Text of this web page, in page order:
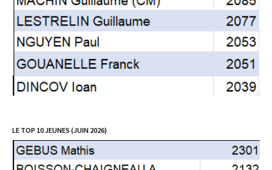
LE TOP 10 JEUNES (JUIN 2026)